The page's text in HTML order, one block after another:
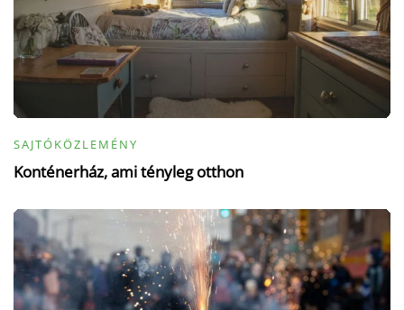
SAJTÓKÖZLEMÉNY
Konténerház, ami tényleg otthon